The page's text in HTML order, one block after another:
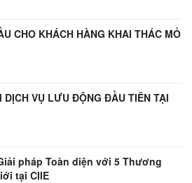
CHO KHÁCH HÀNG KHAI THÁC MỎ
DỊCH VỤ LƯU ĐỘNG ĐẦU TIÊN TẠI
pháp Toàn diện với 5 Thương
tại CIIE